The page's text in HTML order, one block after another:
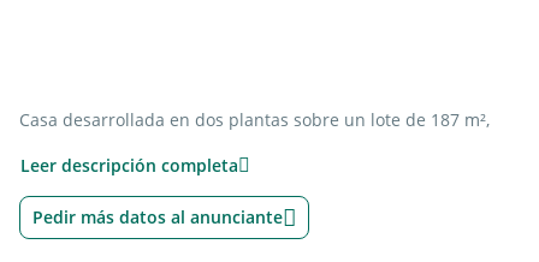
Casa desarrollada en dos plantas sobre un lote de 187 m²,
portón de acceso vehicular, espacio semicubierto para
cochera y un pequeño jardín desde el cual, mediante un
pasillo lateral, se accede de manera independiente al patio
Leer descripción completa
Pedir más datos al anunciante